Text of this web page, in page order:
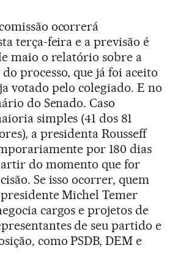
ocorrerá
terça-feira e a previsão é
maio o relatório sobre a
processo, que já foi aceito
votado pelo colegiado. E no
do Senado. Caso
simples (41 dos 81
a presidenta Rousseff
por 180 dias
do momento que for
Se isso ocorrer, quem
presidente Michel Temer
cargos e projetos de
de seu partido e
como PSDB, DEM e